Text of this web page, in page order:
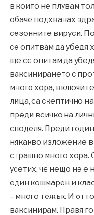
в които не плувам
обаче подхванах
сезонните вируси.
се опитвам да убедя
ще се опитам да
ваксинирането с
много хора,
лица, са скептично
преди всичко на
споделя. Преди
някакво изложение
страшно много
усетих, че нещо не е
един кошмарен и
– много тежък. И
ваксинирам. Правя